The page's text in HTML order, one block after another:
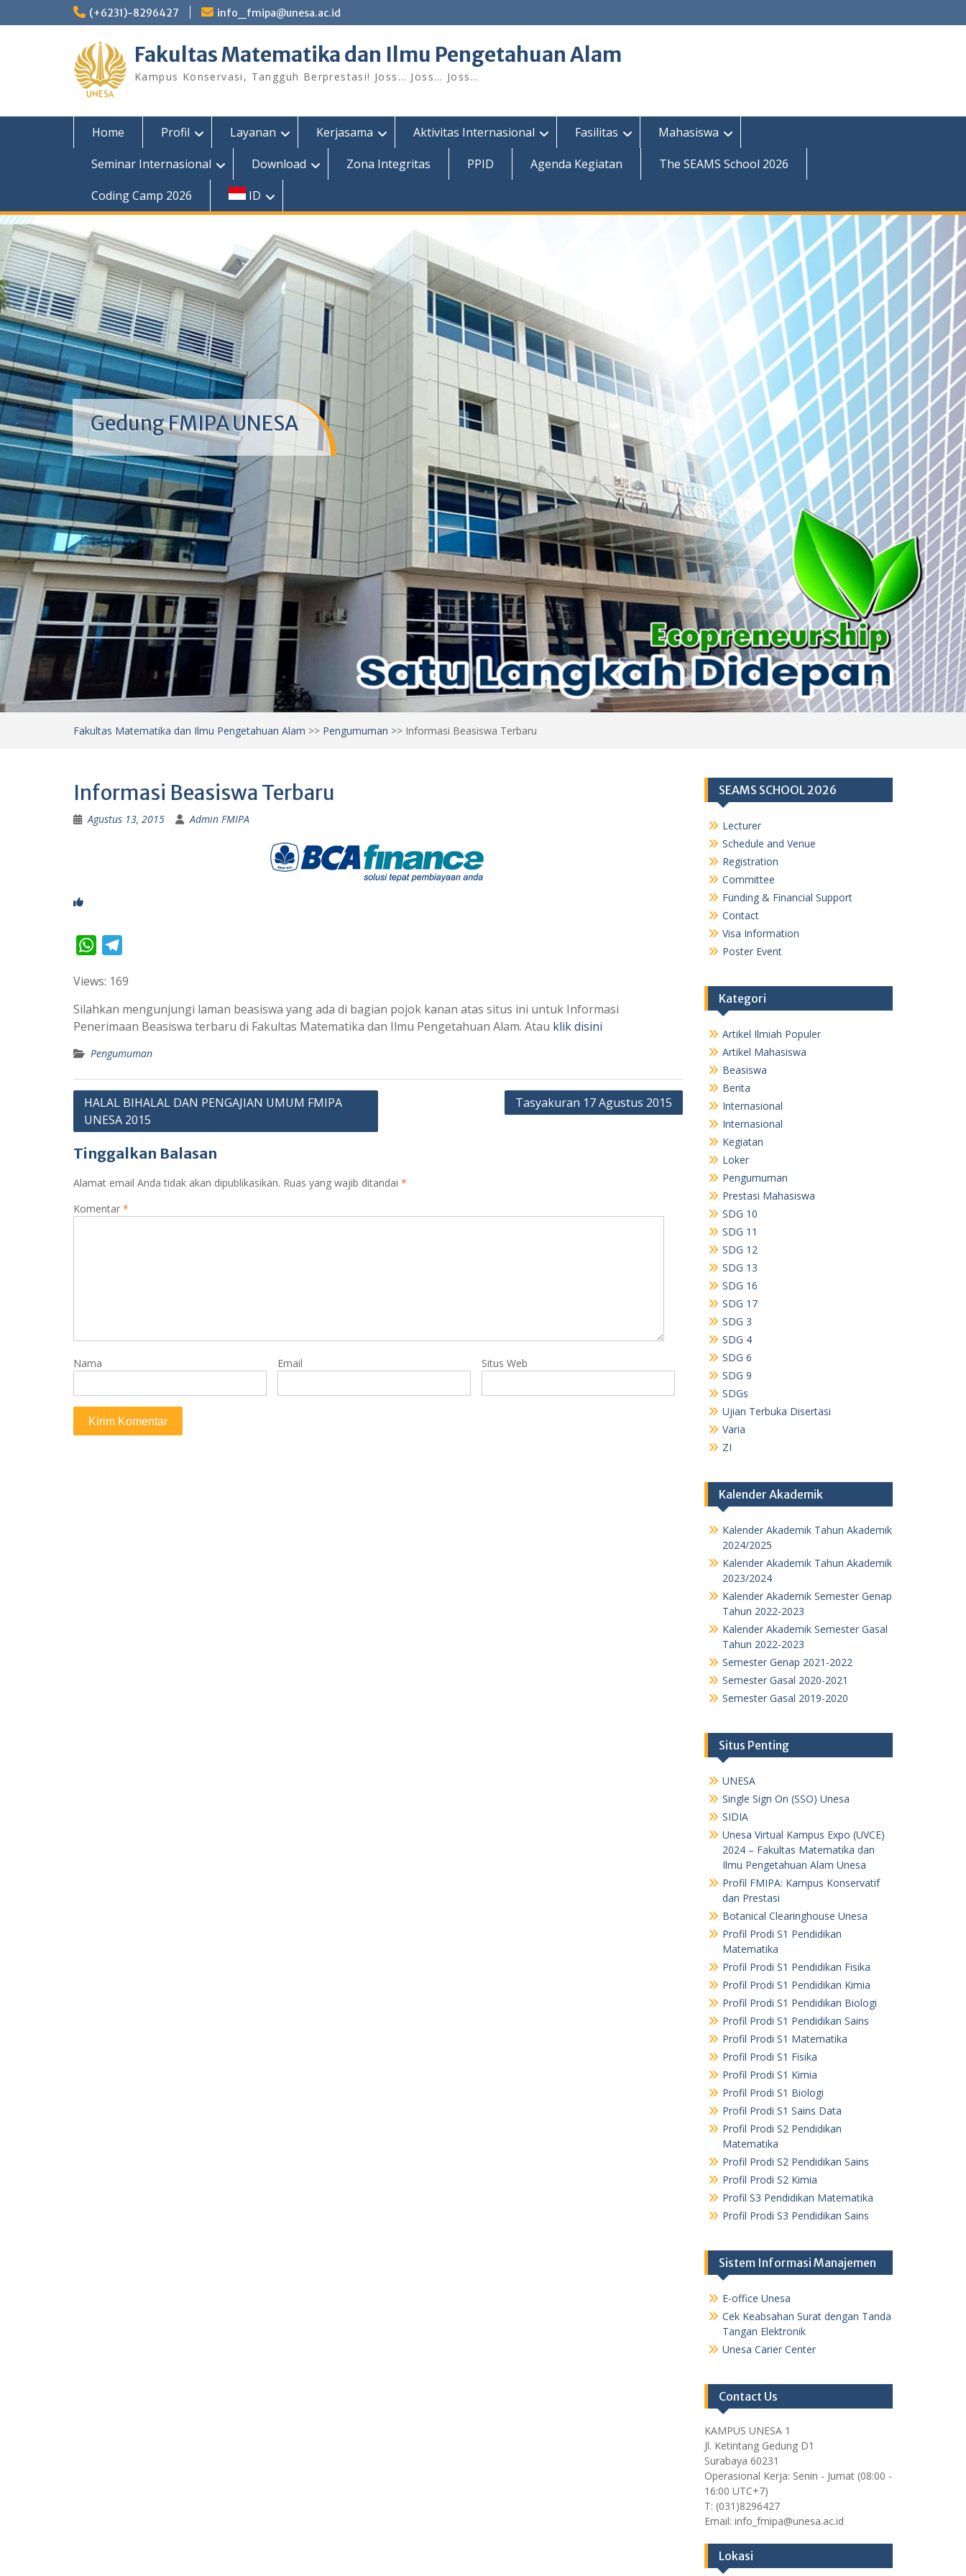
to
(+6231)-8296427 info_fmipa@unesa.ac.id
Fakultas Matematika dan Ilmu Pengetahuan Alam
Kampus Konservasi, Tangguh Berprestasi! Joss… Joss… Joss…
Home Profil Layanan Kerjasama Aktivitas Internasional Fasilitas
Mahasiswa
Seminar Internasional
Download Zona Integritas PPID Agenda Kegiatan
The SEAMS School 2026
Coding Camp 2026
ID
Gedung FMIPA UNESA
Fakultas Matematika dan Ilmu Pengetahuan Alam >> Pengumuman >> Informasi Beasiswa Terbaru
Informasi Beasiswa Terbaru
Agustus 13, 2015 Admin FMIPA
W
a
t
s
l
e
g
Views: 169
Silahkan mengunjungi laman beasiswa yang ada di bagian pojok kanan atas situs ini untuk Informasi
Penerimaan Beasiswa terbaru di Fakultas Matematika dan Ilmu Pengetahuan Alam. Atau klik disini
Pengumuman
Navigasi
pos
HALAL BIHALAL DAN PENGAJIAN UMUM FMIPA
UNESA 2015
Tasyakuran 17 Agustus 2015
Tinggalkan Balasan
Alamat email Anda tidak akan dipublikasikan. Ruas yang wajib ditandai *
Komentar *
Nama Email Situs Web
SEAMS SCHOOL 2026
Lecturer
Schedule and Venue
Registration
Committee
Funding & Financial Support
Contact
Visa Information
Poster Event
Kategori
Artikel Ilmiah Populer
Artikel Mahasiswa
Beasiswa
Berita
Internasional
Internasional
Kegiatan
Loker
Pengumuman
Prestasi Mahasiswa
SDG 10
SDG 11
SDG 12
SDG 13
SDG 16
SDG 17
SDG 3
SDG 4
SDG 6
SDG 9
SDGs
Ujian Terbuka Disertasi
Varia
ZI
Kalender Akademik
Kalender Akademik Tahun Akademik
2024/2025
Kalender Akademik Tahun Akademik
2023/2024
Kalender Akademik Semester Genap
Tahun 2022-2023
Kalender Akademik Semester Gasal
Tahun 2022-2023
Semester Genap 2021-2022
Semester Gasal 2020-2021
Semester Gasal 2019-2020
Situs Penting
UNESA
Single Sign On (SSO) Unesa
SIDIA
Unesa Virtual Kampus Expo (UVCE)
2024 – Fakultas Matematika dan
Ilmu Pengetahuan Alam Unesa
Profil FMIPA: Kampus Konservatif
dan Prestasi
Botanical Clearinghouse Unesa
Profil Prodi S1 Pendidikan
Matematika
Profil Prodi S1 Pendidikan Fisika
Profil Prodi S1 Pendidikan Kimia
Profil Prodi S1 Pendidikan Biologi
Profil Prodi S1 Pendidikan Sains
Profil Prodi S1 Matematika
Profil Prodi S1 Fisika
Profil Prodi S1 Kimia
Profil Prodi S1 Biologi
Profil Prodi S1 Sains Data
Profil Prodi S2 Pendidikan
Matematika
Profil Prodi S2 Pendidikan Sains
Profil Prodi S2 Kimia
Profil S3 Pendidikan Matematika
Profil Prodi S3 Pendidikan Sains
Sistem Informasi Manajemen
E-office Unesa
Cek Keabsahan Surat dengan Tanda
Tangan Elektronik
Unesa Carier Center
Contact Us
KAMPUS UNESA 1
Jl. Ketintang Gedung D1
Surabaya 60231
Operasional Kerja: Senin - Jumat (08:00 -
16:00 UTC+7)
T: (031)8296427
Email: info_fmipa@unesa.ac.id
Lokasi